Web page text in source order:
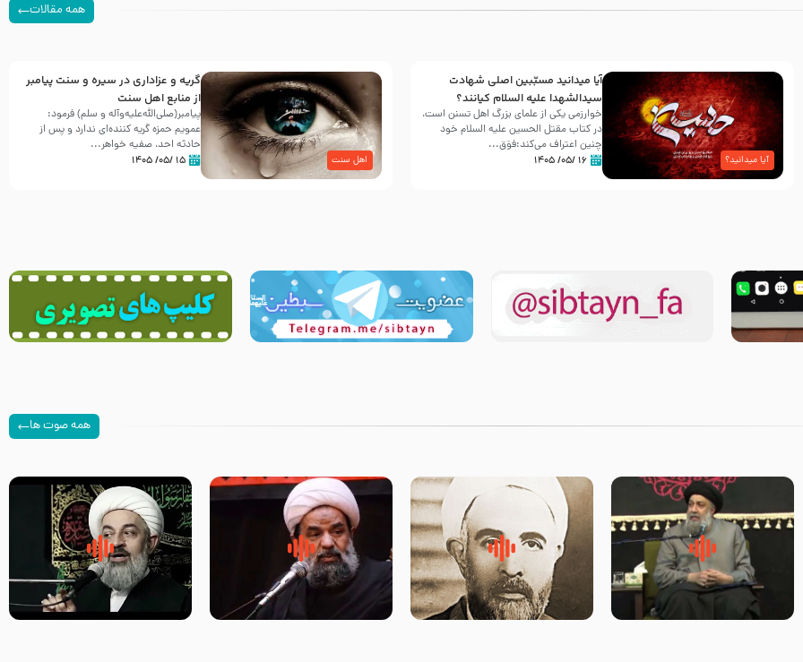
همه مقالات
آیا میدانید؟
آیا میدانید مسبّبین اصلی شهادت
سیدالشهدا علیه ‌السلام کیانند؟
خوارزمی یکی از علمای بزرگ اهل تسنن است،
در کتاب مقتل الحسین علیه ‌السلام خود
چنین اعتراف می‌کند:فوَق...
۱۶ /۰۵/ ۱۴۰۵ اهل سنت
گریه و عزاداری در سیره و سنت پیامبر
از منابع اهل سنت
پیامبر(صلی‌الله‌علیه‌وآله و سلم) فرمود:
عمویم حمزه گریه کننده‌ای ندارد و پس از
حادثه احد، صفیه خواهر...
۱۵ /۰۵/ ۱۴۰۵
همه صوت ها
لقب حضرت رقیه سلام الله علیها
به چه معناست – حجت الاسلام
روضه‌ی مجلس یزید ملعون و
اسارت اهل‌بیت علیهم‌السلام –
سلام جوانی که امام حسین علیه
السلام خودش جوابش را دادند
زیارتی که اسباب رزق زیاد و عمر
طولانی است حجت السلام حسین